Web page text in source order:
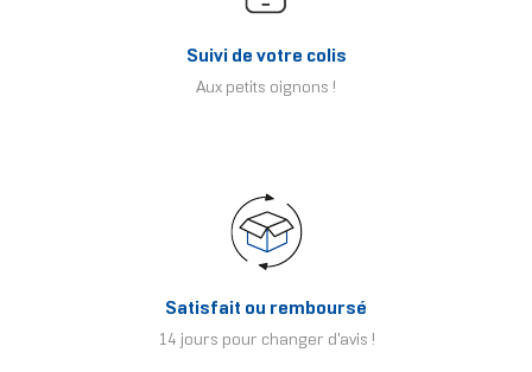
Suivi de votre colis
Aux petits oignons !
Satisfait ou remboursé
14 jours pour changer d'avis !